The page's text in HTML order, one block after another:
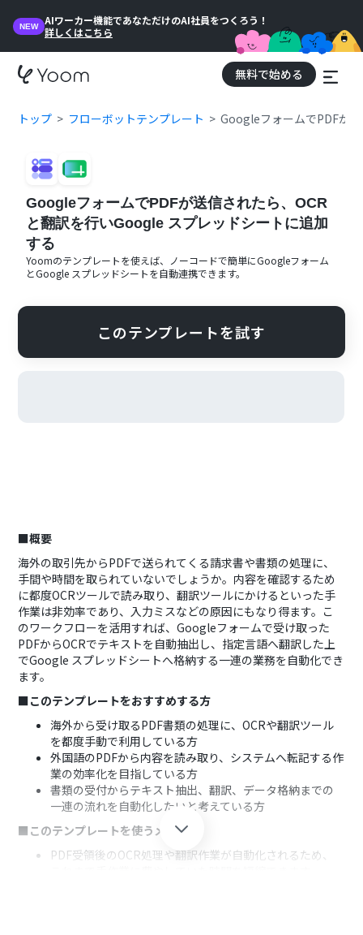
NEW
AIワーカー機能であなただけのAI社員をつくろう！
詳しくはこちら
無料で始める
トップ フローボットテンプレート GoogleフォームでPDFが
GoogleフォームでPDFが送信されたら、OCR
と翻訳を行いGoogle スプレッドシートに追加
する
Yoomのテンプレートを使えば、ノーコードで簡単にGoogleフォーム
とGoogle スプレッドシートを自動連携できます。
このテンプレートを試す
■概要
海外の取引先からPDFで送られてくる請求書や書類の処理に、
手間や時間を取られていないでしょうか。内容を確認するため
に都度OCRツールで読み取り、翻訳ツールにかけるといった手
作業は非効率であり、入力ミスなどの原因にもなり得ます。こ
のワークフローを活用すれば、Googleフォームで受け取った
PDFからOCRでテキストを自動抽出し、指定言語へ翻訳した上
でGoogle スプレッドシートへ格納する一連の業務を自動化でき
ます。
■このテンプレートをおすすめする方
海外から受け取るPDF書類の処理に、OCRや翻訳ツール
を都度手動で利用している方
外国語のPDFから内容を読み取り、システムへ転記する作
業の効率化を目指している方
書類の受付からテキスト抽出、翻訳、データ格納までの
一連の流れを自動化したいと考えている方
■このテンプレートを使うメリット
PDF受領後のOCR処理や翻訳作業が自動化されるため、